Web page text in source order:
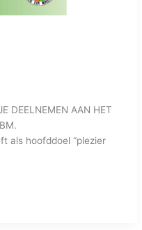
DEELNEMEN AAN HET
als hoofddoel “plezier